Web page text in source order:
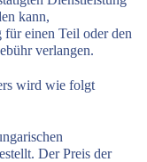
kann,
einen Teil oder den
verlangen.
wird wie folgt
Der Preis der